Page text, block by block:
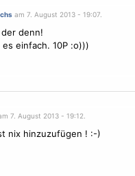
am 7. August 2013 - 19:07.
denn!
einfach. 10P :o)))
7. August 2013 - 19:12.
nix hinzuzufügen ! :-)